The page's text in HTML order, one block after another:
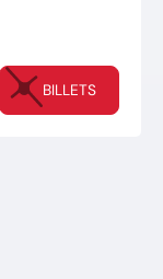
BILLETS